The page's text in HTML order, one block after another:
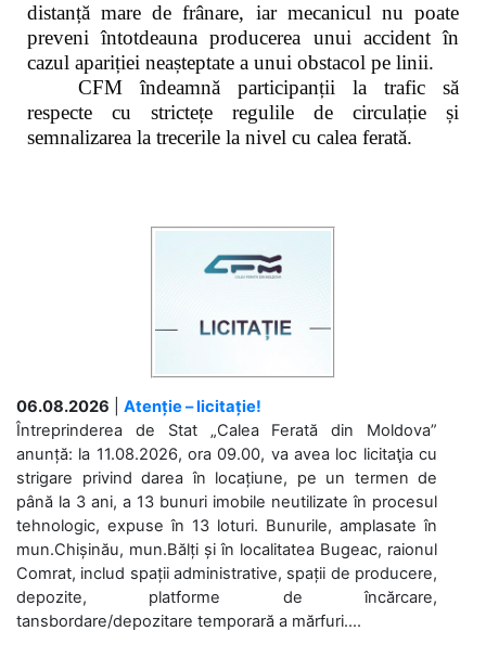
distanță mare de frânare, iar mecanicul nu poate
preveni întotdeauna producerea unui accident în
cazul apariției neașteptate a unui obstacol pe linii.
CFM îndeamnă participanții la trafic să
respecte cu strictețe regulile de circulație și
semnalizarea la trecerile la nivel cu calea ferată.
06.08.2026
Atenție – licitație!
Întreprinderea de Stat „Calea Ferată din Moldova”
anunță: la 11.08.2026, ora 09.00, va avea loc licitaţia cu
strigare privind darea în locațiune, pe un termen de
până la 3 ani, a 13 bunuri imobile neutilizate în procesul
tehnologic, expuse în 13 loturi. Bunurile, amplasate în
mun.Chișinău, mun.Bălți și în localitatea Bugeac, raionul
Comrat, includ spații administrative, spații de producere,
depozite, platforme de încărcare,
tansbordare/depozitare temporară a mărfuri....